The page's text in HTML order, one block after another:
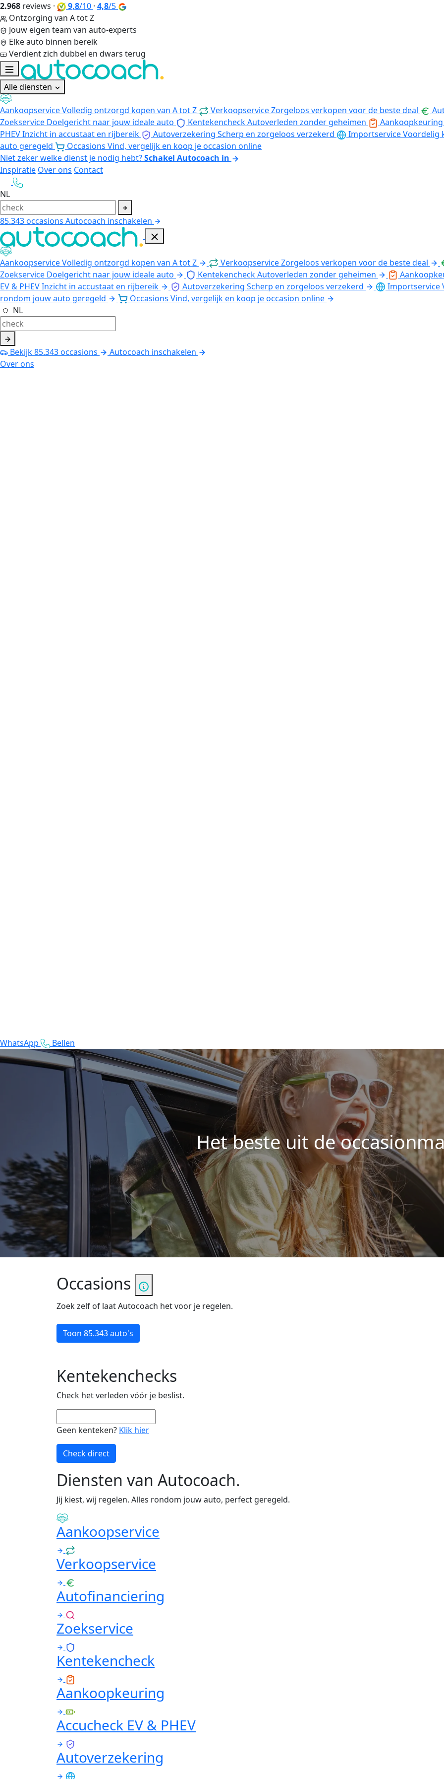
2.968 reviews · 9,8/10 · 4,8/5
Ontzorging van A tot Z
Jouw eigen team van auto-experts
Elke auto binnen bereik
Verdient zich dubbel en dwars terug
Alle diensten
AankoopserviceVolledig ontzorgd kopen van A tot Z VerkoopserviceZorgeloos verkopen voor de beste deal
Zoekservice Doelgericht naar jouw ideale auto KentekencheckAutoverleden zonder geheimen
Aankoopkeuring
PHEVInzicht in accustaat en rijbereik Autoverzekering Scherp en zorgeloos verzekerd ImportserviceVoordelig
auto geregeld
Occasions Vind, vergelijk en koop je occasion online
Niet zeker welke dienst je nodig hebt?Schakel Autocoach in
Inspiratie Over ons Contact
NL
85.343occasions Autocoach inschakelen
AankoopserviceVolledig ontzorgd kopen van A tot Z VerkoopserviceZorgeloos verkopen voor de beste deal
Zoekservice Doelgericht naar jouw ideale auto KentekencheckAutoverleden zonder geheimen
EV & PHEVInzicht in accustaat en rijbereik Autoverzekering Scherp en zorgeloos verzekerd Importservice
rondom jouw auto geregeld
Occasions Vind, vergelijk en koop je occasion online
NL
Bekijk85.343occasions
Autocoach inschakelen
Over ons
WhatsApp Bellen
Het beste uit de
Occasions
Zoek zelf of laat Autocoach het voor je regelen.
Toon 85.343 auto's
Kentekenchecks
Check het verleden vóór je beslist.
Geen kenteken? Klik hier
Check direct
Diensten van Autocoach.
Jij kiest, wij regelen. Alles rondom jouw auto, perfect geregeld.
Aankoopservice
Verkoopservice
Autofinanciering
Zoekservice
Kentekencheck
Aankoopkeuring
Accucheck EV & PHEV
Autoverzekering